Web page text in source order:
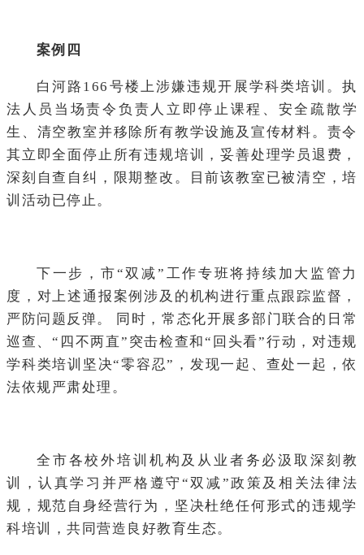
案例四
白河路166号楼上涉嫌违规开展学科类培训。执
法人员当场责令负责人立即停止课程、安全疏散学
生、清空教室并移除所有教学设施及宣传材料。责令
其立即全面停止所有违规培训，妥善处理学员退费，
深刻自查自纠，限期整改。目前该教室已被清空，培
训活动已停止。
下一步，市“双减”工作专班将持续加大监管力
度，对上述通报案例涉及的机构进行重点跟踪监督，
严防问题反弹。 同时，常态化开展多部门联合的日常
巡查、“四不两直”突击检查和“回头看”行动，对违规
学科类培训坚决“零容忍”，发现一起、查处一起，依
法依规严肃处理。
全市各校外培训机构及从业者务必汲取深刻教
训，认真学习并严格遵守“双减”政策及相关法律法
规，规范自身经营行为，坚决杜绝任何形式的违规学
科培训，共同营造良好教育生态。